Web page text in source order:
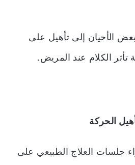
الأحيان إلى تأهيل على
الكلام عند المريض.
الحركة
جلسات العلاج الطبيعي على